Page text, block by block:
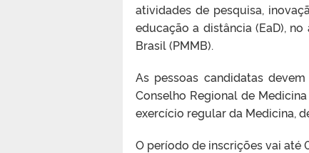
atividades de pesquisa,
educação a distância (EaD),
Brasil (PMMB).
As pessoas candidatas
Conselho Regional de
exercício regular da Medicina,
O período de inscrições vai até